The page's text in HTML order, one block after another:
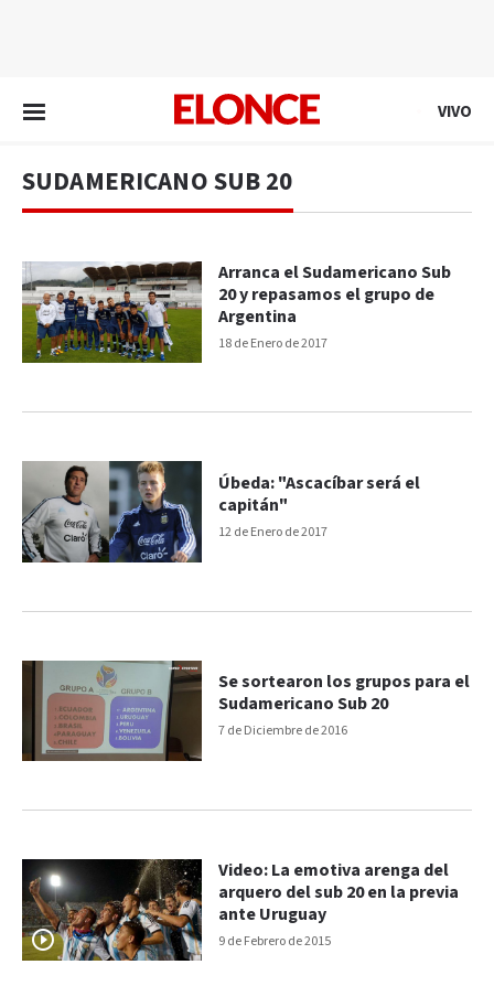
VIVO
SUDAMERICANO SUB 20
18 de Enero de 2017
Arranca el Sudamericano Sub
20 y repasamos el grupo de
Argentina
12 de Enero de 2017
Úbeda: "Ascacíbar será el
capitán"
7 de Diciembre de 2016
Se sortearon los grupos para el
Sudamericano Sub 20
9 de Febrero de 2015
Video: La emotiva arenga del
arquero del sub 20 en la previa
ante Uruguay